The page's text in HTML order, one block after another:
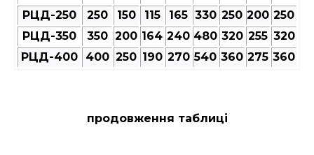
РЦД-250 250 150 115 165 330 250 200 250
РЦД-350
350 200 164 240 480 320 255 320
РЦД-400
400 250 190 270 540 360 275 360
продовження таблиці